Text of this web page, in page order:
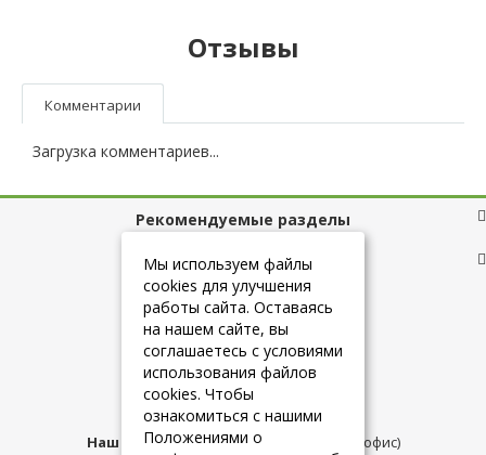
Отзывы
Комментарии
Загрузка комментариев...
Рекомендуемые разделы
Полезные ссылки
+7 (925) 084-10-60
Наш адрес:Москва,ул.Плещеева д.12 (офис)
Мы используем файлы
cookies для улучшения
работы сайта. Оставаясь
на нашем сайте, вы
соглашаетесь с условиями
использования файлов
cookies. Чтобы
ознакомиться с нашими
Положениями о